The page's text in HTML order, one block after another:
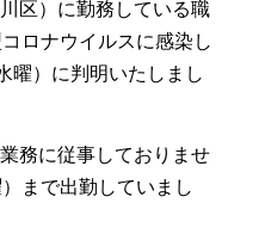
区）に勤務している職
ロナウイルスに感染し
曜）に判明いたしまし
務に従事しておりませ
まで出勤していまし